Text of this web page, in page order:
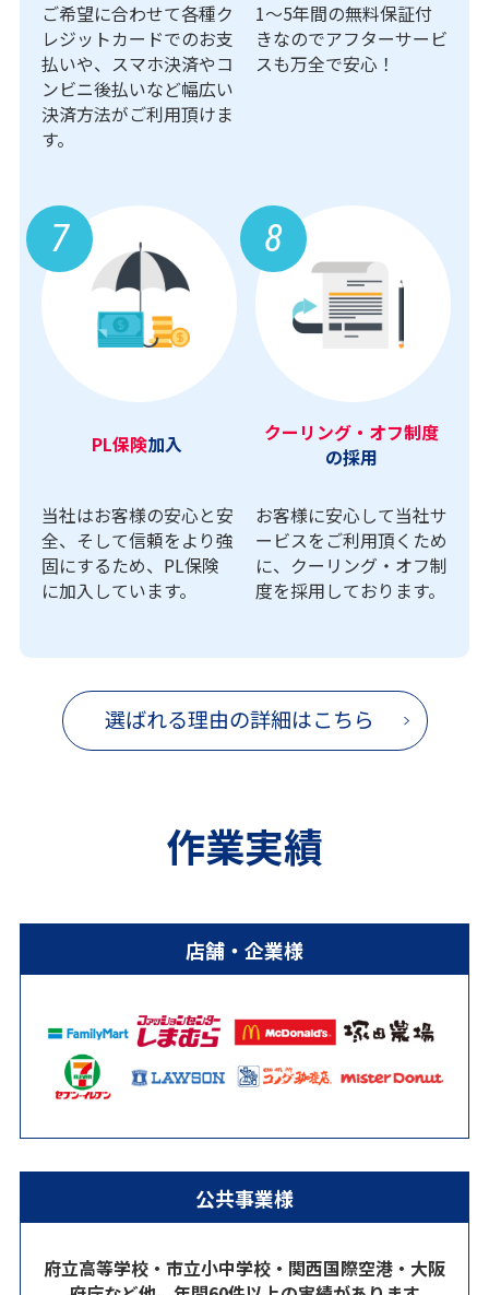
ご希望に合わせて各種ク
レジットカードでのお支
払いや、スマホ決済やコ
ンビニ後払いなど幅広い
決済方法がご利用頂けま
す。
1〜5年間の無料保証付
きなのでアフターサービ
スも万全で安心！
7
PL保険加入
当社はお客様の安心と安
全、そして信頼をより強
固にするため、PL保険
に加入しています。
8
クーリング・オフ制度
の採用
お客様に安心して当社サ
ービスをご利用頂くため
に、クーリング・オフ制
度を採用しております。
選ばれる理由の詳細はこちら
作業実績
店舗・企業様
公共事業様
府立高等学校・市立小中学校・関西国際空港・大阪